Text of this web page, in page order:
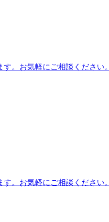
。お気軽にご相談ください。
。お気軽にご相談ください。